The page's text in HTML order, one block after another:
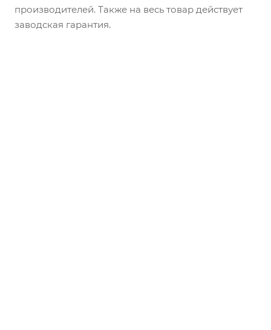
производителей. Также на весь товар действует
заводская гарантия.